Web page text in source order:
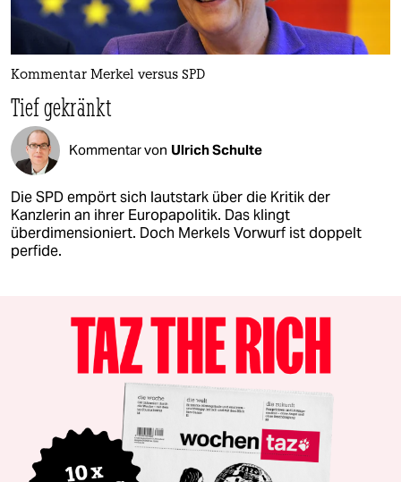
Kommentar Merkel versus SPD
Tief gekränkt
Kommentar von Ulrich Schulte
Die SPD empört sich lautstark über die Kritik der
Kanzlerin an ihrer Europapolitik. Das klingt
überdimensioniert. Doch Merkels Vorwurf ist doppelt
perfide.